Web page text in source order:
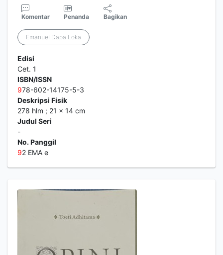
Komentar Penanda Bagikan
Emanuel Dapa Loka
Edisi
Cet. 1
ISBN/ISSN
978-602-14175-5-3
Deskripsi Fisik
278 hlm ; 21 x 14 cm
Judul Seri
-
No. Panggil
92 EMA e